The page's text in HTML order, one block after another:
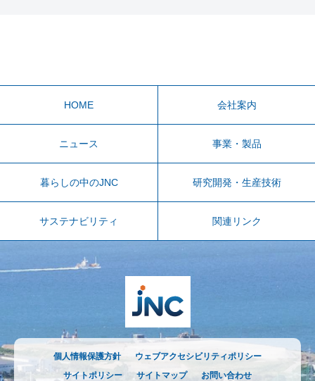
HOME 会社案内
ニュース 事業・製品
暮らしの中のJNC 研究開発・生産技術
サステナビリティ 関連リンク
個人情報保護方針
ウェブアクセシビリティポリシー
サイトポリシー
サイトマップ お問い合わせ